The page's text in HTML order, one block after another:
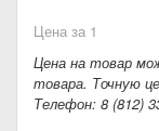
Цена за 1
Цена на товар
товара. Точную
Телефон: 8 (812)